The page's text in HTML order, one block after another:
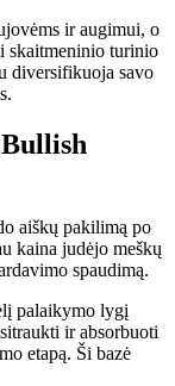
ir augimui, o
skaitmeninio turinio
diversifikuoja savo
aiškų pakilimą po
kaina judėjo meškų
spaudimą.
palaikymo lygį
ir absorbuoti
etapą. Ši bazė